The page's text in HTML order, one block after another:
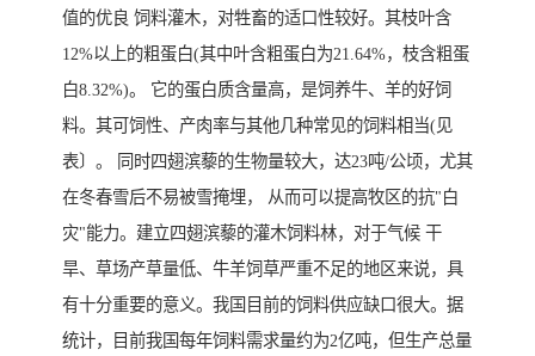
值的优良 饲料灌木，对牲畜的适口性较好。其枝叶含
12%以上的粗蛋白(其中叶含粗蛋白为21.64%，枝含粗蛋
白8.32%)。 它的蛋白质含量高，是饲养牛、羊的好饲
料。其可饲性、产肉率与其他几种常见的饲料相当(见
表〕。 同时四翅滨藜的生物量较大，达23吨/公顷，尤其
在冬春雪后不易被雪掩埋， 从而可以提高牧区的抗"白
灾"能力。建立四翅滨藜的灌木饲料林，对于气候 干
旱、草场产草量低、牛羊饲草严重不足的地区来说，具
有十分重要的意义。我国目前的饲料供应缺口很大。据
统计，目前我国每年饲料需求量约为2亿吨，但生产总量